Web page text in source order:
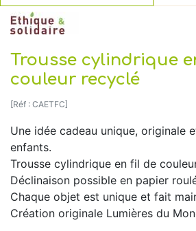
Trousse cylindrique
couleur recyclé
[Réf : CAETFC]
Une idée cadeau unique, originale
enfants.
Trousse cylindrique en fil de
Déclinaison possible en papier
Chaque objet est unique et fait
Création originale Lumières du